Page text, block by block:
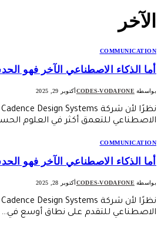
الآخر
COMMUNICATION
أما الذكاء الاصطناعي الآخر فهو
بواسطة CODES-VODAFONE أكتوبر 29, 2025
الاصطناعي للتعمق أكثر في العلوم
COMMUNICATION
أما الذكاء الاصطناعي الآخر فهو
بواسطة CODES-VODAFONE أكتوبر 28, 2025
الاصطناعي للتقدم على نطاق أوسع في…